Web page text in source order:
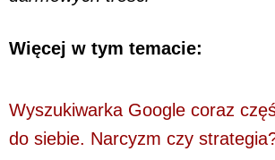
Więcej w tym temacie:
Wyszukiwarka Google coraz
do siebie. Narcyzm czy